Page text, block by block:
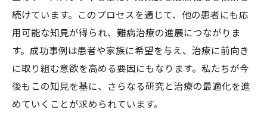
続けています。このプロセスを通じて、他の患者にも応
用可能な知見が得られ、難病治療の進展につながりま
す。成功事例は患者や家族に希望を与え、治療に前向き
に取り組む意欲を高める要因にもなります。私たちが今
後もこの知見を基に、さらなる研究と治療の最適化を進
めていくことが求められています。